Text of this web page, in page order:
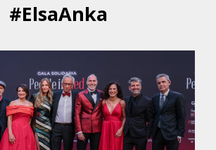
#ElsaAnka